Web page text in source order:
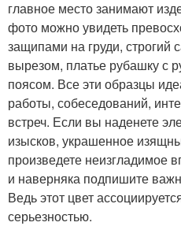
главное место занимают
фото можно увидеть
защипами на груди, строгий
вырезом, платье рубашку с
поясом. Все эти образцы
работы, собеседований,
встреч. Если вы наденете
изысков, украшенное
произведете неизгладимое
и наверняка подпишите
Ведь этот цвет
серьезностью.